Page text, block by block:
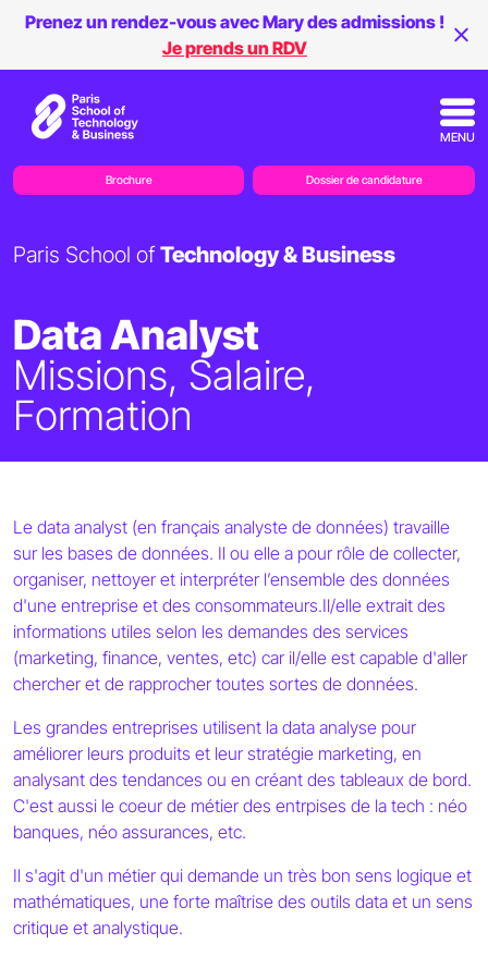
Data Analyst
Missions, Salaire,
Formation
Paris School ofTechnology & Business
Le data analyst (en français analyste de données) travaille
sur les bases de données. Il ou elle a pour rôle de collecter,
organiser, nettoyer et interpréter l’ensemble des données
d'une entreprise et des consommateurs.Il/elle extrait des
informations utiles selon les demandes des services
(marketing, finance, ventes, etc) car il/elle est capable d'aller
chercher et de rapprocher toutes sortes de données.
Les grandes entreprises utilisent la data analyse pour
améliorer leurs produits et leur stratégie marketing, en
analysant des tendances ou en créant des tableaux de bord.
C'est aussi le coeur de métier des entrpises de la tech : néo
banques, néo assurances, etc.
Il s'agit d'un métier qui demande un très bon sens logique et
mathématiques, une forte maîtrise des outils data et un sens
critique et analystique.
Prenez un rendez-vous avec Mary des admissions !
Je prends un RDV
MENU
Brochure Dossier de candidature